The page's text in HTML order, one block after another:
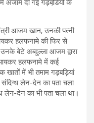
अंजाम दी गई गड़बडि़यों के
आजम खान, उनकी पत्नी
हलफनामे की फिर से
बेटे अब्दुल्ला आजम द्वारा
आयकर हलफनामे में कई
खातों में भी तमाम गड़बड़ियां
लेन-देन का पता चला
लेन-देन का भी पता चला था।